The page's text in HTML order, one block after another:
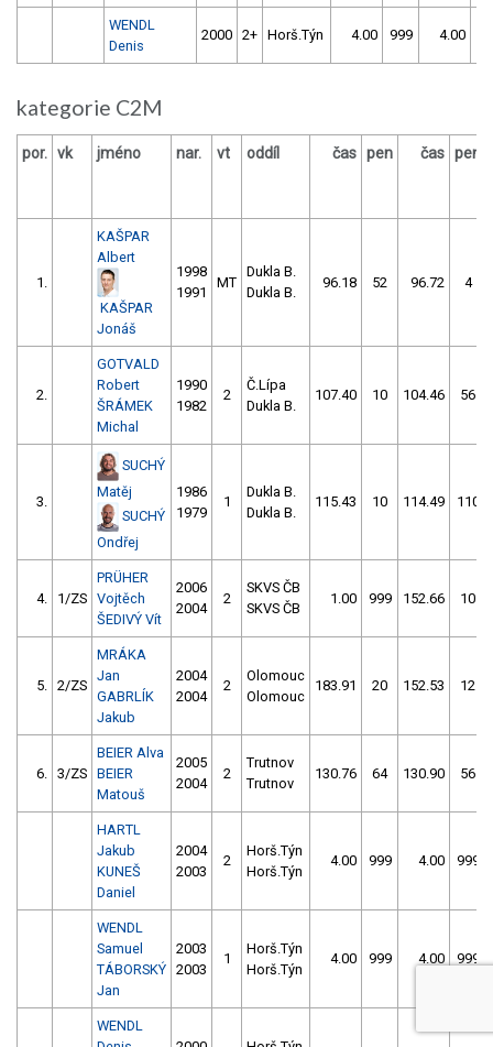
WENDL
Denis
2000 2+ Horš.Týn 4.00 999 4.00
kategorie C2M
por. vk jméno nar. vt oddíl čas pen čas pen
1.
KAŠPAR
Albert
KAŠPAR
Jonáš
1998
1991
MT
Dukla B.
Dukla B.
96.18 52 96.72 4
2.
GOTVALD
Robert
ŠRÁMEK
Michal
1990
1982
2
Č.Lípa
Dukla B.
107.40 10 104.46 56
3.
SUCHÝ
Matěj
SUCHÝ
Ondřej
1986
1979
1
Dukla B.
Dukla B.
115.43 10 114.49 110
4. 1/ZS
PRÜHER
Vojtěch
ŠEDIVÝ Vít
2006
2004
2
SKVS ČB
SKVS ČB
1.00 999 152.66 10
5. 2/ZS
MRÁKA
Jan
GABRLÍK
Jakub
2004
2004
2
Olomouc
Olomouc
183.91 20 152.53 12
6. 3/ZS
BEIER Alva
BEIER
Matouš
2005
2004
2
Trutnov
Trutnov
130.76 64 130.90 56
HARTL
Jakub
KUNEŠ
Daniel
2004
2003
2
Horš.Týn
Horš.Týn
4.00 999 4.00 999
WENDL
Samuel
TÁBORSKÝ
Jan
2003
2003
1
Horš.Týn
Horš.Týn
4.00 999 4.00 999
WENDL